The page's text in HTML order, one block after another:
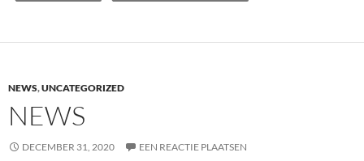
NEWS,UNCATEGORIZED
NEWS
DECEMBER 31, 2020 EEN REACTIE PLAATSEN